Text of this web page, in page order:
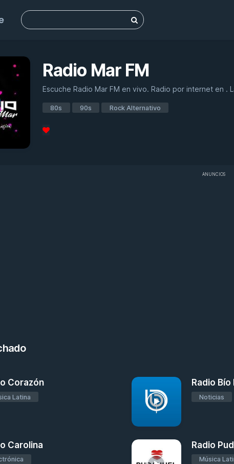
Buscar:
Radio Mar FM
Escuche Radio Mar FM en vivo. Radio por internet en .
80s 90s Rock Alternativo
ANUNCIOS
Corazón
Latina
Radio Bío
Noticias
Carolina Radio
Música